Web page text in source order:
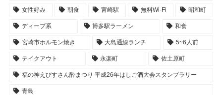
女性好み 朝食 宮崎駅 無料Wi-Fi 昭和町
ディープ系 博多駅ラーメン 和食
宮崎市ホルモン焼き 大島通線ランチ 5~6人前
テイクアウト 永楽町 佐土原町
福の神えびすさん酔まつり 平成26年はしご酒大会スタンプラリー
青島